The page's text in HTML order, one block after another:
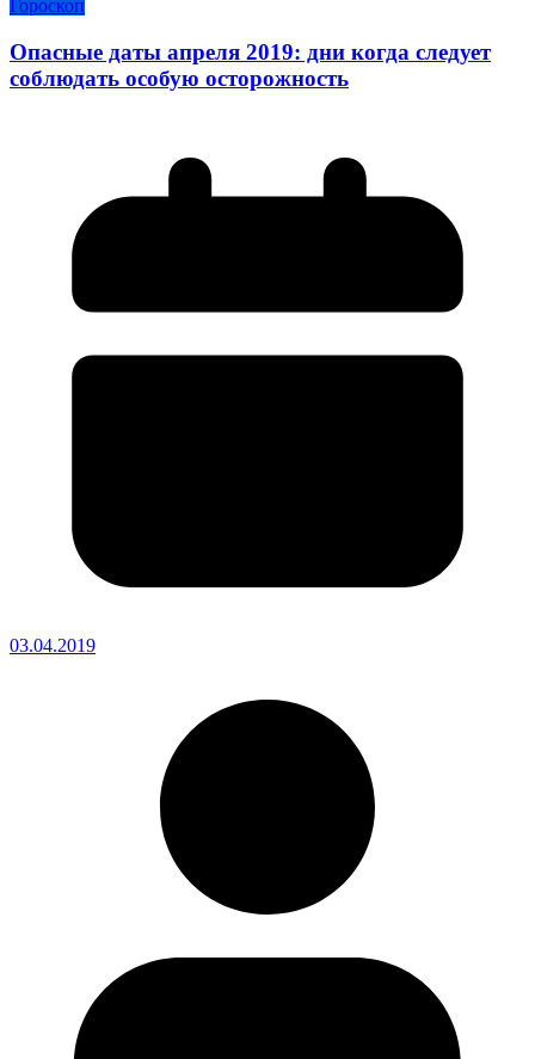
Гороскоп
Опасные даты апреля 2019: дни когда следует
соблюдать особую осторожность
03.04.2019